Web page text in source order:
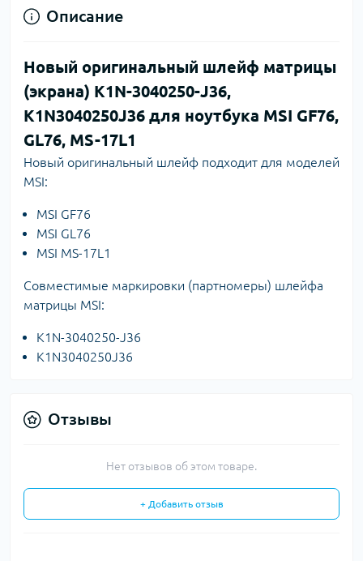
Описание
Новый оригинальный шлейф матрицы
(экрана) K1N-3040250-J36,
K1N3040250J36 для ноутбука MSI GF76,
GL76, MS-17L1
Новый оригинальный шлейф подходит для моделей
MSI:
MSI GF76
MSI GL76
MSI MS-17L1
Совместимые маркировки (партномеры) шлейфа
матрицы MSI:
K1N-3040250-J36
K1N3040250J36
Отзывы
Нет отзывов об этом товаре.
+ Добавить отзыв